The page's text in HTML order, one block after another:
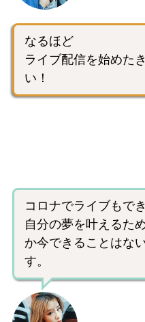
なるほど
ライブ配信を始めた
い！
コロナでライブもで
自分の夢を叶えるた
か今できることはな
す。